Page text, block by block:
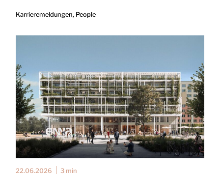
Karrieremeldungen, People
22.06.2026 3 min